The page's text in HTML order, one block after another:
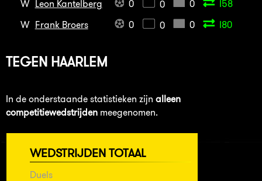
W Leon Kantelberg 0 0 0
I58
W Frank Broers 0 0 0 I80
TEGEN HAARLEM
In de onderstaande statistieken zijn alleen
competitiewedstrijden meegenomen.
WEDSTRIJDEN TOTAAL
Duels